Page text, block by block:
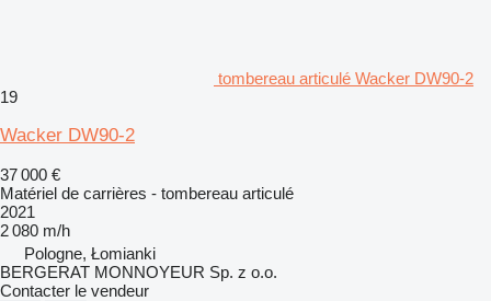
tombereau articulé Wacker DW90-2
19
Wacker DW90-2
37 000 €
Matériel de carrières - tombereau articulé
2021
2 080 m/h
Pologne, Łomianki
BERGERAT MONNOYEUR Sp. z o.o.
Contacter le vendeur